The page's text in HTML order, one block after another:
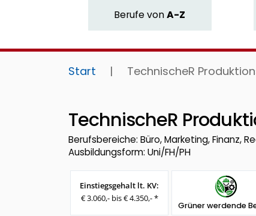
BerufevonA-Z
Start | TechnischeR
TechnischeR
Berufsbereiche: Büro, Marketing, Finanz,
Ausbildungsform: Uni/FH/PH
Einstiegsgehalt lt. KV:
€ 3.060,- bis € 4.350,- *
Grüner werdende